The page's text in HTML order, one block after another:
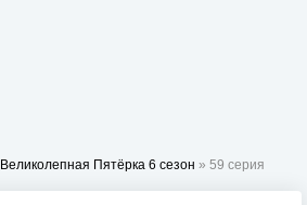
Великолепная Пятёрка 6 сезон » 59 серия